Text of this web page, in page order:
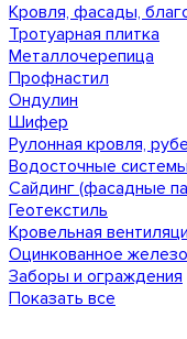
Кровля, фасады,
Тротуарная плитка
Металлочерепица
Профнастил
Ондулин
Шифер
Рулонная кровля,
Водосточные системы
Сайдинг (фасадные
Геотекстиль
Кровельная
Оцинкованное железо
Заборы и ограждения
Показать все